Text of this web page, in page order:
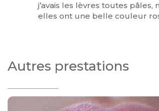
j’avais les lèvres toutes pâles,
elles ont une belle couleur
Autres prestations